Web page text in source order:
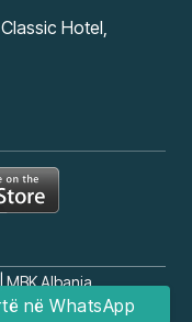
Hotel,
|MBK Albania
në WhatsApp